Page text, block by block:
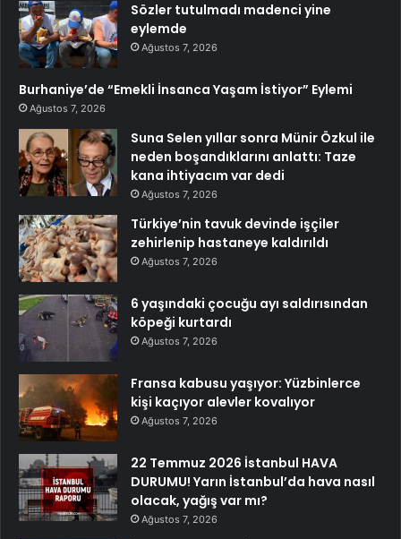
Sözler tutulmadı madenci yine
eylemde
Ağustos 7, 2026
Burhaniye’de “Emekli İnsanca Yaşam İstiyor” Eylemi
Ağustos 7, 2026
Suna Selen yıllar sonra Münir Özkul ile
neden boşandıklarını anlattı: Taze
kana ihtiyacım var dedi
Ağustos 7, 2026
Türkiye’nin tavuk devinde işçiler
zehirlenip hastaneye kaldırıldı
Ağustos 7, 2026
6 yaşındaki çocuğu ayı saldırısından
köpeği kurtardı
Ağustos 7, 2026
Fransa kabusu yaşıyor: Yüzbinlerce
kişi kaçıyor alevler kovalıyor
Ağustos 7, 2026
22 Temmuz 2026 İstanbul HAVA
DURUMU! Yarın İstanbul’da hava nasıl
olacak, yağış var mı?
Ağustos 7, 2026